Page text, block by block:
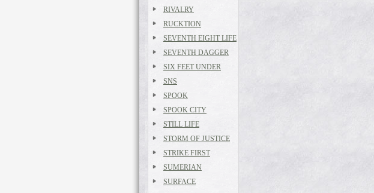
RIVALRY
RUCKTION
SEVENTH EIGHT LIFE
SEVENTH DAGGER
SIX FEET UNDER
SNS
SPOOK
SPOOK CITY
STILL LIFE
STORM OF JUSTICE
STRIKE FIRST
SUMERIAN
SURFACE